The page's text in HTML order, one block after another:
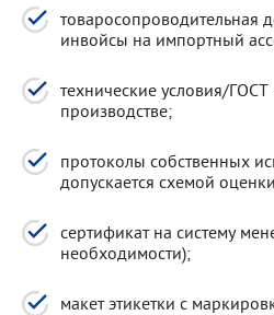
товаросопроводительная
инвойсы на импортный
технические условия/
производстве;
протоколы собственных
допускается схемой
сертификат на систему
необходимости);
макет этикетки с